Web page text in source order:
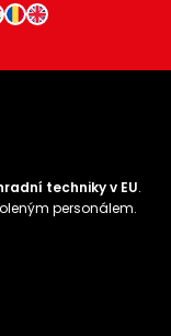
techniky v EU.
personálem.